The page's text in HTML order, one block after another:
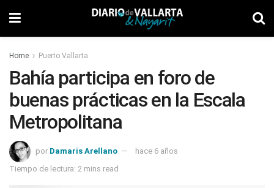
Home Puerto Vallarta
Bahía participa en foro de
buenas prácticas en la Escala
Metropolitana
por Damaris Arellano
hace 6 años
Tiempo de lectura: 2 mins read